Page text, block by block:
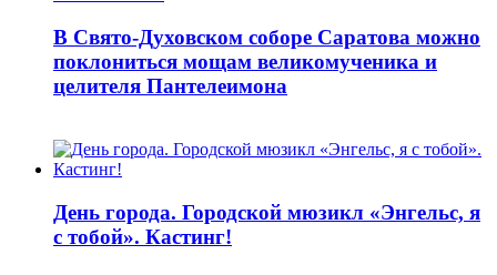
В Свято-Духовском соборе Саратова можно
поклониться мощам великомученика и
целителя Пантелеимона
День города. Городской мюзикл «Энгельс, я
с тобой». Кастинг!